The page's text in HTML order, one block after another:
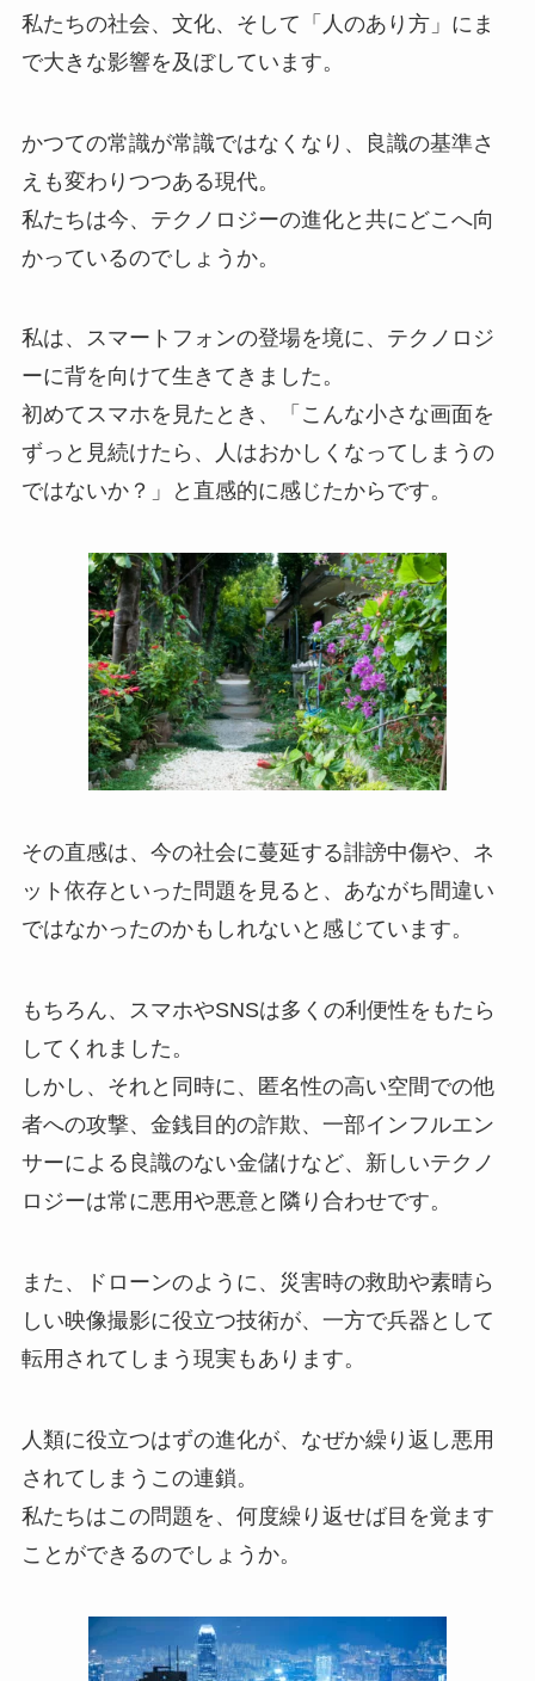
私たちの社会、文化、そして「人のあり方」にま
で大きな影響を及ぼしています。
かつての常識が常識ではなくなり、良識の基準さ
えも変わりつつある現代。
私たちは今、テクノロジーの進化と共にどこへ向
かっているのでしょうか。
私は、スマートフォンの登場を境に、テクノロジ
ーに背を向けて生きてきました。
初めてスマホを見たとき、「こんな小さな画面を
ずっと見続けたら、人はおかしくなってしまうの
ではないか？」と直感的に感じたからです。
その直感は、今の社会に蔓延する誹謗中傷や、ネ
ット依存といった問題を見ると、あながち間違い
ではなかったのかもしれないと感じています。
もちろん、スマホやSNSは多くの利便性をもたら
してくれました。
しかし、それと同時に、匿名性の高い空間での他
者への攻撃、金銭目的の詐欺、一部インフルエン
サーによる良識のない金儲けなど、新しいテクノ
ロジーは常に悪用や悪意と隣り合わせです。
また、ドローンのように、災害時の救助や素晴ら
しい映像撮影に役立つ技術が、一方で兵器として
転用されてしまう現実もあります。
人類に役立つはずの進化が、なぜか繰り返し悪用
されてしまうこの連鎖。
私たちはこの問題を、何度繰り返せば目を覚ます
ことができるのでしょうか。